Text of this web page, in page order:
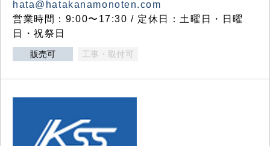
hata@hatakanamonoten.com
営業時間：9:00〜17:30 / 定休日：土曜日・日曜
日・祝祭日
販売可 工事・取付可